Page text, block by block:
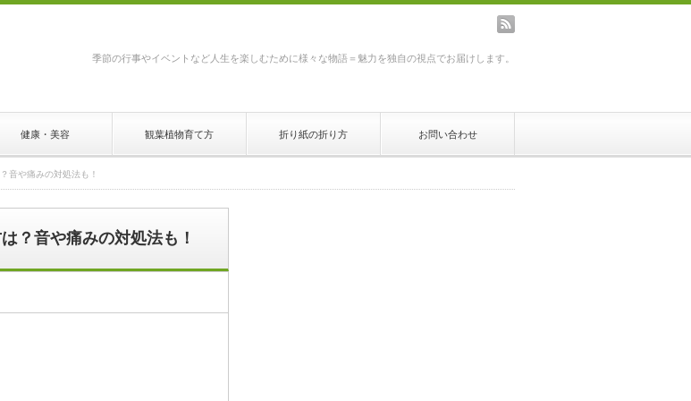
季節の行事やイベントなど人生を楽しむために様々な物語＝魅力を独自の視点でお届けします。
健康・美容 観葉植物育て方 折り紙の折り方 お問い合わせ
音や痛みの対処法も！
？音や痛みの対処法も！